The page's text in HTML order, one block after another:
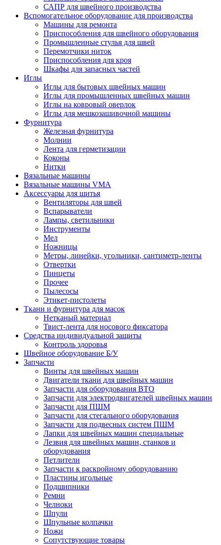
САПР для швейного производства
Вспомогательное оборудование для производства
Машины для ремонта
Приспособления для швейного оборудования
Промышленные стулья для швей
Перемотчики ниток
Приспособления для кроя
Шкафы для запасных частей
Иглы
Иглы для бытовых швейных машин
Иглы для промышленных швейных машин
Иглы на ковровый оверлок
Иглы для мешкозашивочной машины
Фурнитура
Железная фурнитура
Молнии
Лента для герметизации
Коконы
Нитки
Вязальные машины
Вязальные машины VMA
Аксессуары для шитья
Вентиляторы для швей
Вспарыватели
Лампы, светильники
Инструменты
Мел
Ножницы
Метры, линейки, угольники, сантиметр-ленты
Отвертки
Пинцеты
Прочее
Пылесосы
Этикет-пистолеты
Ткани и фурнитура для масок
Нетканый материал
Твист-лента для носового фиксатора
Средства индивидуальной защиты
Контроль здоровья
Швейное оборудование Б/У
Запчасти
Винты для швейных машин
Двигатели ткани для швейных машин
Запчасти для оборудования ВТО
Запчасти для электродвигателей швейных машин
Запчасти для ПШМ
Запчасти для стегального оборудования
Запчасти для подвесных систем ПШМ
Лапки для швейных машин специальные
Лезвия для швейных машин, станков и
оборудования
Петлители
Запчасти к раскройному оборудованию
Пластины игольные
Подшипники
Ремни
Челноки
Шпули
Шпульные колпачки
Ножи
Сопутствующие товары